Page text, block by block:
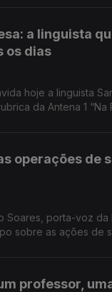
a linguista
os dias
hoje a linguista
da Antena 1 “Na
operações de
Soares, porta-voz da
sobre as ações de
professor,